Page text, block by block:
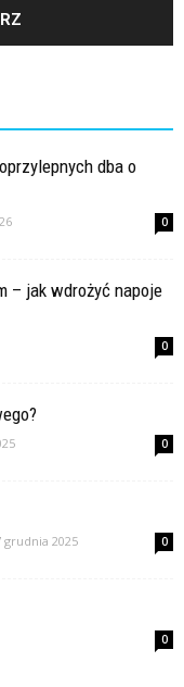
dba o
0
– jak wdrożyć napoje
0
0
grudnia 2025 0
0